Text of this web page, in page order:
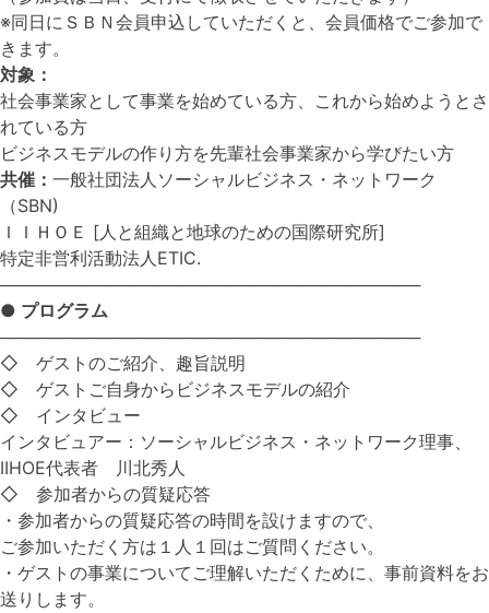
※同日にＳＢＮ会員申込していただくと、会員価格でご参加で
きます。
対象：
社会事業家として事業を始めている方、これから始めようとさ
れている方
ビジネスモデルの作り方を先輩社会事業家から学びたい方
共催： 一般社団法人ソーシャルビジネス・ネットワーク
（SBN)
ＩＩＨＯＥ [人と組織と地球のための国際研究所]
特定非営利活動法人ETIC.
───────────────────────────────────
● プログラム
───────────────────────────────────
◇ ゲストのご紹介、趣旨説明
◇ ゲストご自身からビジネスモデルの紹介
◇ インタビュー
インタビュアー：ソーシャルビジネス・ネットワーク理事、
IIHOE代表者 川北秀人
◇ 参加者からの質疑応答
・参加者からの質疑応答の時間を設けますので、
ご参加いただく方は１人１回はご質問ください。
・ゲストの事業についてご理解いただくために、事前資料をお
送りします。